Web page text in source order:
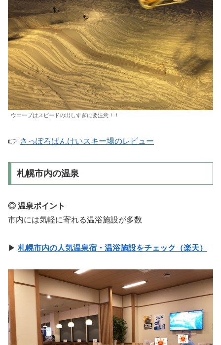
ウエーブはスピードの出しすぎに要注意！！
👉 さっぽろばんけいスキー場のレビュー
札幌市内の温泉
◎ 温泉ポイント
市内には気軽に寄れる温浴施設が多数
▶ 札幌市内の人気温泉宿・温浴施設をチェック（楽天）